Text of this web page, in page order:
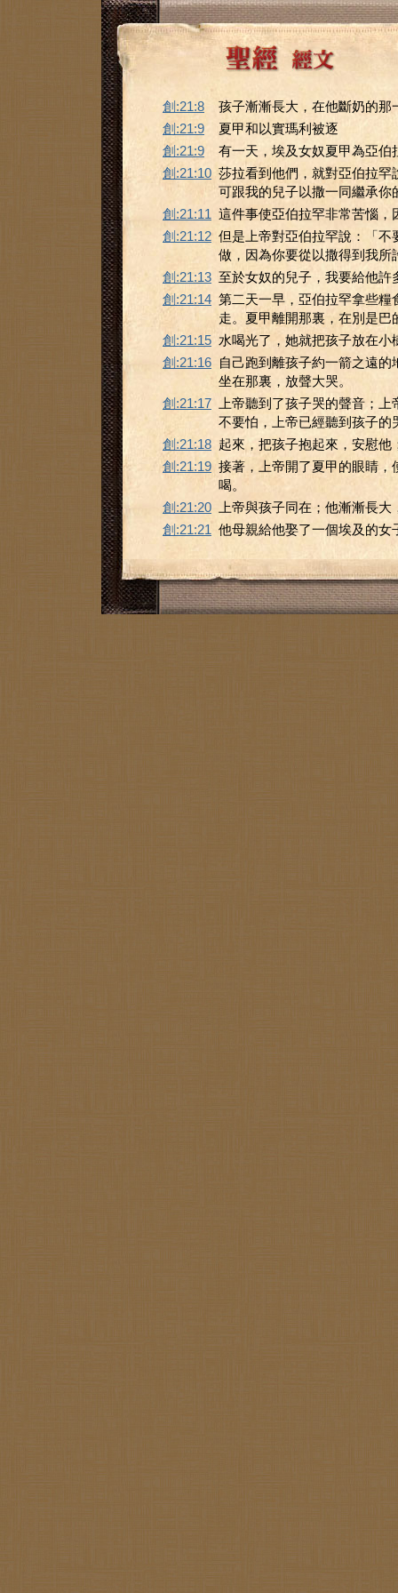
創:21:8
孩子漸漸長大，在他斷奶的
創:21:9
夏甲和以實瑪利被逐
創:21:9
有一天，埃及女奴夏甲為亞
創:21:10 莎拉看到他們，就對亞伯拉
可跟我的兒子以撒一同繼承你
創:21:11 這件事使亞伯拉罕非常苦惱
創:21:12 但是上帝對亞伯拉罕說：「
做，因為你要從以撒得到我所
創:21:13 至於女奴的兒子，我要給他
創:21:14 第二天一早，亞伯拉罕拿些
走。夏甲離開那裏，在別是巴
創:21:15 水喝光了，她就把孩子放在小
創:21:16 自己跑到離孩子約一箭之遠
坐在那裏，放聲大哭。
創:21:17
上帝聽到了孩子哭的聲音；
不要怕，上帝已經聽到孩子的
創:21:18 起來，把孩子抱起來，安慰
創:21:19 接著，上帝開了夏甲的眼睛
喝。
創:21:20
上帝與孩子同在；他漸漸長
創:21:21 他母親給他娶了一個埃及的女